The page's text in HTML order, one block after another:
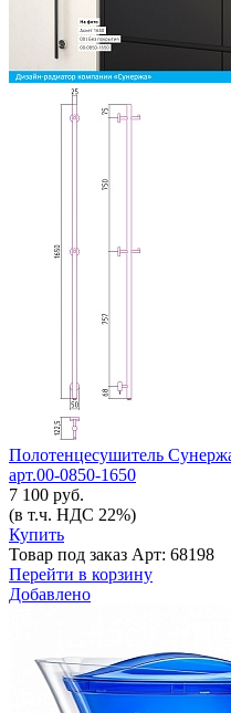
Полотенцесушитель
арт.00-0850-1650
7 100 руб.
(в т.ч. НДС 22%)
Купить
Товар под заказ Арт: 68198
Перейти в корзину
Добавлено